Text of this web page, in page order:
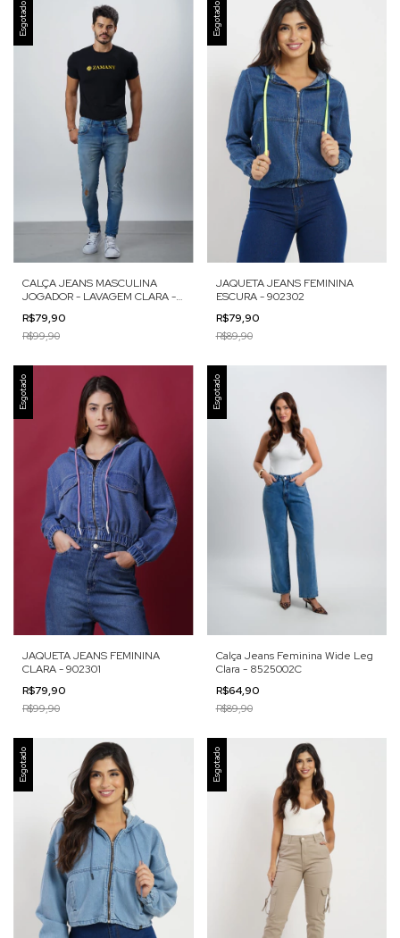
Esgotado
CALÇA JEANS MASCULINA
JOGADOR - LAVAGEM CLARA -
R$79,90
R$99,90
Esgotado
JAQUETA JEANS FEMININA
ESCURA - 902302
R$79,90
R$89,90
Esgotado
JAQUETA JEANS FEMININA
CLARA - 902301
R$79,90
R$99,90
Esgotado
Calça Jeans Feminina Wide Leg
Clara - 8525002C
R$64,90
R$89,90
Esgotado Esgotado